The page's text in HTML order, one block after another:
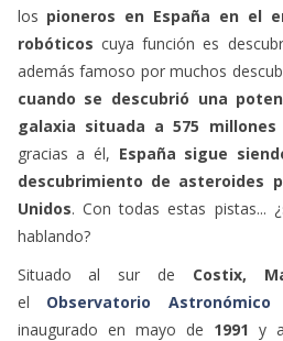
los pioneros en España en el
robóticos cuya función es
además famoso por muchos
cuando se descubrió una
galaxia situada a 575
gracias a él, España sigue
descubrimiento de asteroides
Unidos. Con todas estas pistas...
hablando?
Situado al sur de Costix,
el Observatorio
inaugurado en mayo de 1991 y